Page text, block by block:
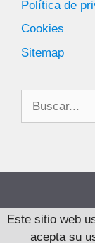
Política de
Cookies
Sitemap
Este sitio web
acepta su